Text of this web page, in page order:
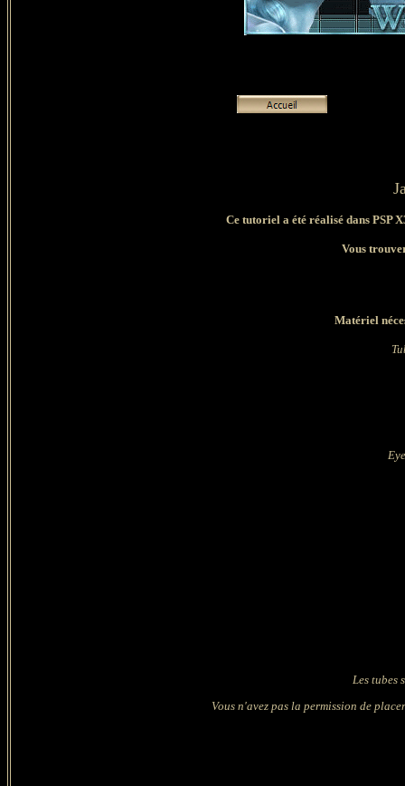
Ce tutoriel a été réalisé dans PSP
Vous
Matériel
Les tubes
Vous n'avez pas la permission de